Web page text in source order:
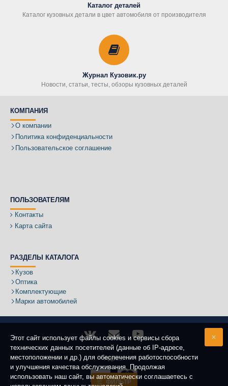
Каталог деталей
Каталог кузовных детали в цвет автомобиля от производителя
Журнал Кузовик.ру
Новости, статьи, тесты, обзоры кузовных деталей
КОМПАНИЯ
О компании
Политика конфиденциальности
Пользовательское соглашение
ПОЛЬЗОВАТЕЛЯМ
Контакты
Карта сайта
РАЗДЕЛЫ КАТАЛОГА
Кузов
Оптика
Комплектующие
Марки автомобилей
Адрес:
Этот сайт использует файлы cookies и сервисы сбора
технических данных посетителей (данные об IP-адресе,
местоположении и др.) для обеспечения работоспособности
и улучшения качества обслуживания. Продолжая
использовать наш сайт, вы автоматически соглашаетесь с
ФИЛЬТР